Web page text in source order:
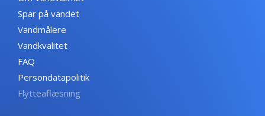
Spar på vandet
Vandmålere
Vandkvalitet
FAQ
Persondatapolitik
Flytteaflæsning